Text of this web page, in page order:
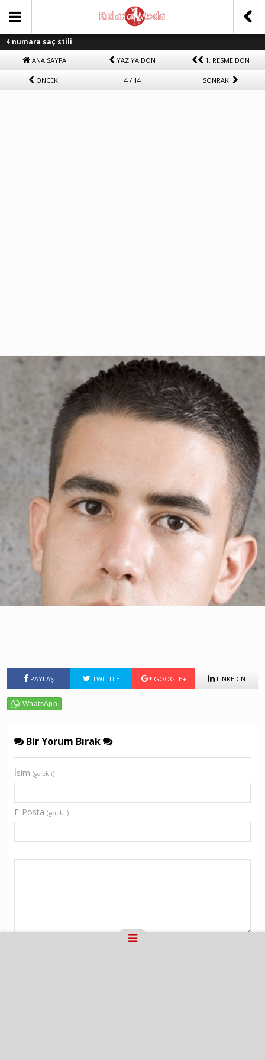
4 numara saç stili
ANA SAYFA YAZIYA DÖN 1. RESME DÖN
ÖNCEKİ 4 / 14 SONRAKİ
PAYLAŞ TWITTLE GOOGLE+ LINKEDIN
Bir Yorum Bırak
İsim (gerekli)
E-Posta (gerekli)